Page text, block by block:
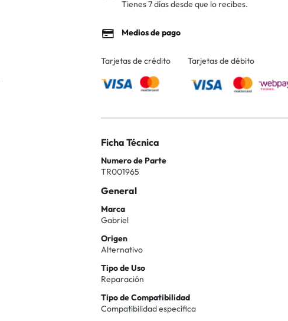
Tienes 7 días desde que lo recibes.
Medios de pago
Tarjetas de crédito Tarjetas de débito
Ficha Técnica
Numero de Parte
TR001965
General
Marca
Gabriel
Origen
Alternativo
Tipo de Uso
Reparación
Tipo de Compatibilidad
Compatibilidad específica